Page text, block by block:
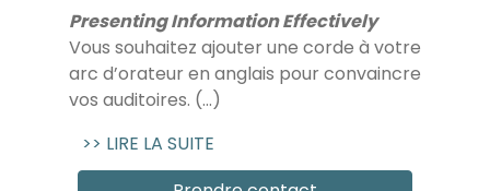
Presenting Information Effectively
Vous souhaitez ajouter une corde à votre
arc d’orateur en anglais pour convaincre
vos auditoires. (...)
>> LIRE LA SUITE